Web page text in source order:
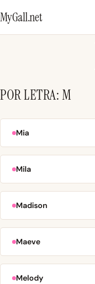
MyGall.net
POR LETRA: M
Mia
Mila
Madison
Maeve
Melody